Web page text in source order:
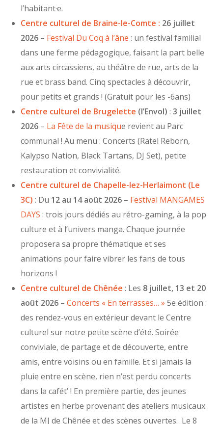
l’habitant·e.
Centre culturel de Braine-le-Comte : 26 juillet
2026 – Festival Du Coq à l’âne : un festival familial
dans une ferme pédagogique, faisant la part belle
aux arts circassiens, au théâtre de rue, arts de la
rue et brass band. Cinq spectacles à découvrir,
pour petits et grands ! (Gratuit pour les -6ans)
Centre culturel de Brugelette (l’Envol) :3 juillet
2026 – La Fête de la musique revient au Parc
communal ! Au menu : Concerts (Ratel Reborn,
Kalypso Nation, Black Tartans, DJ Set), petite
restauration et convivialité.
Centre culturel de Chapelle-lez-Herlaimont (Le
3C): Du 12 au 14 août 2026 – Festival MANGAMES
DAYS : trois jours dédiés au rétro-gaming, à la pop
culture et à l’univers manga. Chaque journée
proposera sa propre thématique et ses
animations pour faire vibrer les fans de tous
horizons !
Centre culturel de Chênée : Les 8 juillet, 13 et 20
août 2026 –Concerts « En terrasses… » 5e édition :
des rendez-vous en extérieur devant le Centre
culturel sur notre petite scène d’été. Soirée
conviviale, de partage et de découverte, entre
amis, entre voisins ou en famille. Et si jamais la
pluie entre en scène, rien n’est perdu concerts
dans la cafét’ ! En première partie, des jeunes
artistes en herbe provenant des ateliers musicaux
de la MJ de Chênée et des scènes ouvertes. Le 8